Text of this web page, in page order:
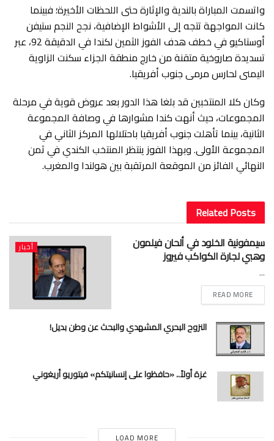
​واتسمت المباراة بالندية والإثارة حتى اللحظات الأخيرة؛ فبينما
كانت المواجهة تتجه إلى الأشواط الإضافية، نجح النجم ستيفن
أوستاكيو في خطف هدف الفوز الثمين لكندا في الدقيقة 92، عبر
تسديدة صاروخية متقنة من خارج منطقة الجزاء سكنت الزاوية
اليمنى لحارس مرمى جنوب أفريقيا.
​وكان كلا المنتخبين قد بلغا هذا الدور بعد عروض قوية في مرحلة
المجموعات، حيث أنهت كندا مشوارها في وصافة المجموعة
الثانية، بينما تأهلت جنوب أفريقيا باحتلالها المركز الثاني في
المجموعة الأولى. وبهذا الفوز ينتظر المنتخب الكندي في ثمن
النهائي الفائز من الموقعة المرتقبة بين هولندا والمغرب.
RelatedPosts
أخبار سيمفونية الخلود في ألحان فيلمون
وهبي لجارة الكواكب فيروز
...
READ MORE
النزوح البحري المشهدي والبحث عن وطن بديل!
غزة أولاً.. «حافظوا على إنسانيتكم» فيتوريو أريغوني
LOAD MORE